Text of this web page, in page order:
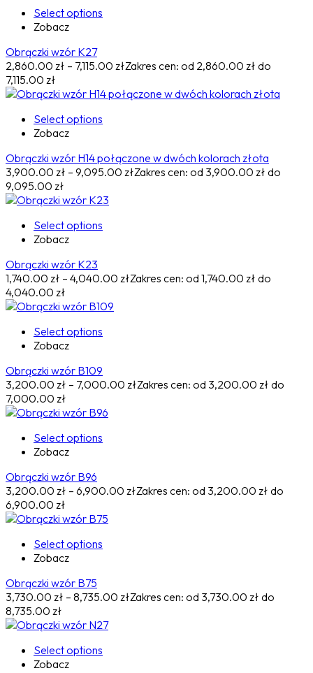
Select options
Zobacz
Obrączki wzór K27
2,860.00 zł – 7,115.00 złZakres cen: od 2,860.00 zł do
7,115.00 zł
Select options
Zobacz
Obrączki wzór H14 połączone w dwóch kolorach złota
3,900.00 zł – 9,095.00 złZakres cen: od 3,900.00 zł do
9,095.00 zł
Select options
Zobacz
Obrączki wzór K23
1,740.00 zł – 4,040.00 złZakres cen: od 1,740.00 zł do
4,040.00 zł
Select options
Zobacz
Obrączki wzór B109
3,200.00 zł – 7,000.00 złZakres cen: od 3,200.00 zł do
7,000.00 zł
Select options
Zobacz
Obrączki wzór B96
3,200.00 zł – 6,900.00 złZakres cen: od 3,200.00 zł do
6,900.00 zł
Select options
Zobacz
Obrączki wzór B75
3,730.00 zł – 8,735.00 złZakres cen: od 3,730.00 zł do
8,735.00 zł
Select options
Zobacz